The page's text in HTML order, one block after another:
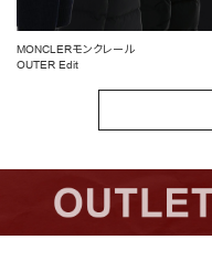
MONCLERモンクレール
OUTER Edit